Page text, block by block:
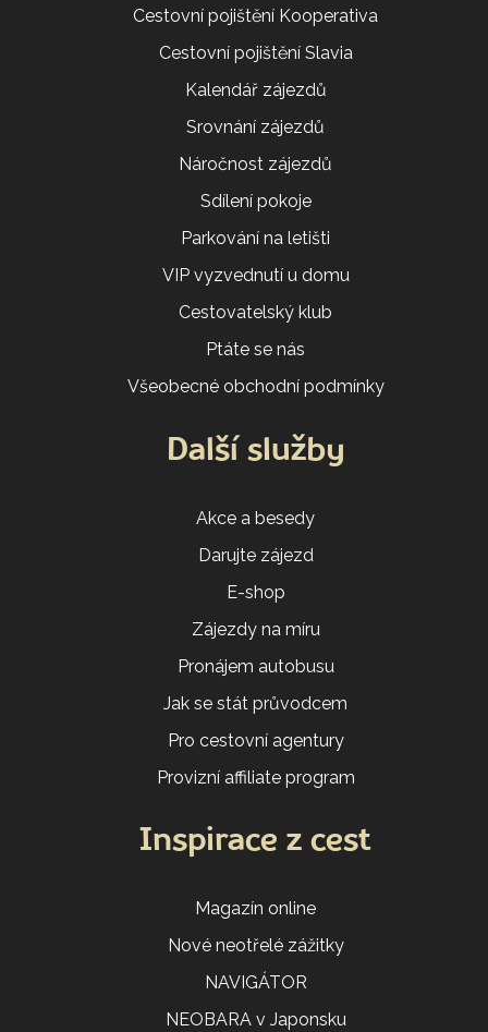
Cestovní pojištění Kooperativa
Cestovní pojištění Slavia
Kalendář zájezdů
Srovnání zájezdů
Náročnost zájezdů
Sdílení pokoje
Parkování na letišti
VIP vyzvednutí u domu
Cestovatelský klub
Ptáte se nás
Všeobecné obchodní podmínky
Další služby
Akce a besedy
Darujte zájezd
E-shop
Zájezdy na míru
Pronájem autobusu
Jak se stát průvodcem
Pro cestovní agentury
Provizní affiliate program
Inspirace z cest
Magazín online
Nové neotřelé zážitky
NAVIGÁTOR
NEOBARA v Japonsku